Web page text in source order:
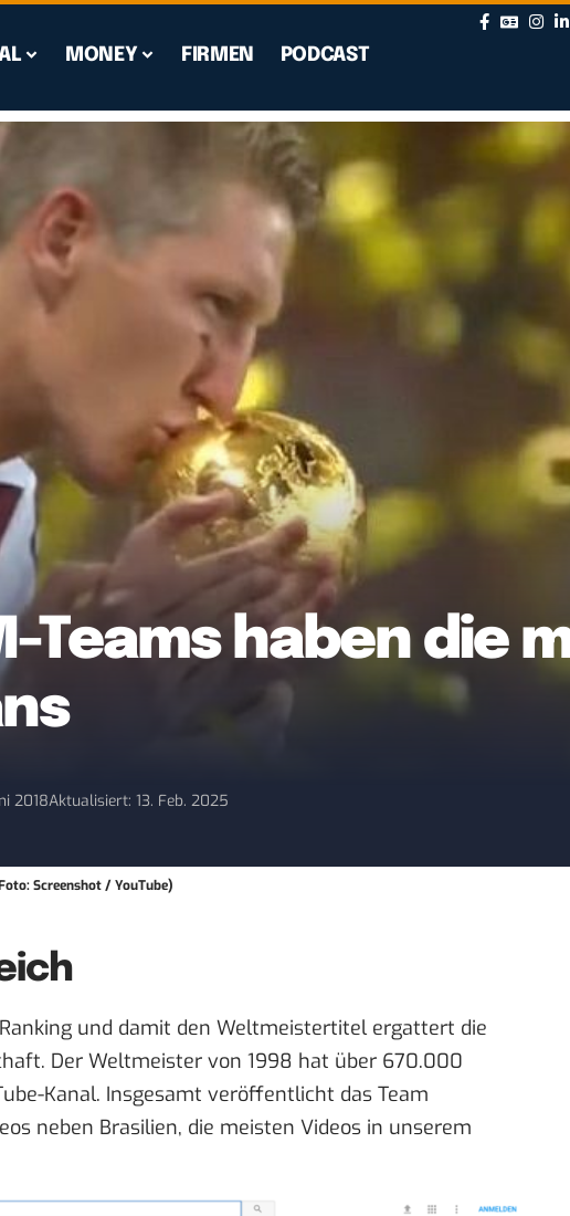
MONEY FIRMEN PODCAST
Teams haben die
2018Aktualisiert: 13. Feb. 2025
Screenshot / YouTube)
und damit den Weltmeistertitel ergattert die
Der Weltmeister von 1998 hat über 670.000
Kanal. Insgesamt veröffentlicht das Team
neben Brasilien, die meisten Videos in unserem